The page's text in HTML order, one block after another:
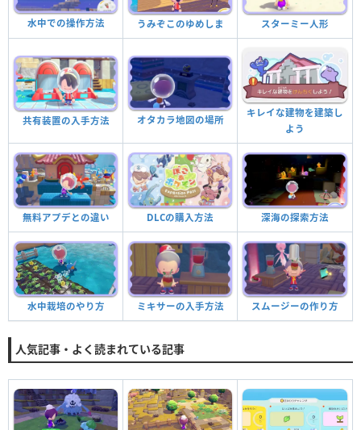
水中での操作方法 うみぞこのゆめしま スターミー人形
共有装置の入手方法 オタカラ地図の場所
キレイな建物を建築し
よう
無料アプデとの違い DLCの購入方法 深海の探索方法
水中栽培のやり方 ミキサーの入手方法 スムージーの作り方
人気記事・よく読まれている記事